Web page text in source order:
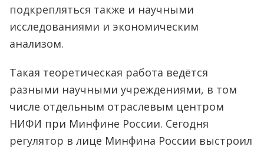
подкрепляться также и научными
исследованиями и экономическим
анализом.
Такая теоретическая работа ведётся
разными научными учреждениями, в том
числе отдельным отраслевым центром
НИФИ при Минфине России. Сегодня
регулятор в лице Минфина России выстроил